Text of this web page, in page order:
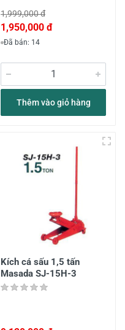
1,999,000 đ
1,950,000 đ
Đã bán: 14
Thêm vào giỏ hàng
Kích cá sấu 1,5 tấn
Masada SJ-15H-3